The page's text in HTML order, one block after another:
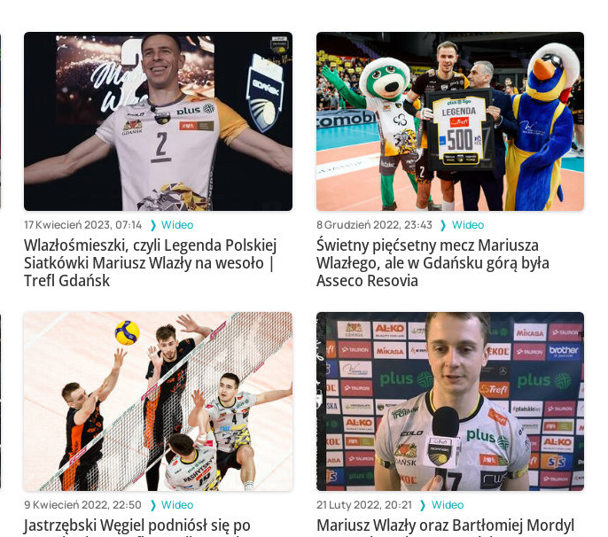
17 Kwiecień 2023, 07:14 Wideo
Wlazłośmieszki, czyli Legenda Polskiej
Siatkówki Mariusz Wlazły na wesoło |
Trefl Gdańsk
8 Grudzień 2022, 23:43 Wideo
Świetny pięćsetny mecz Mariusza
Wlazłego, ale w Gdańsku górą była
Asseco Resovia
9 Kwiecień 2022, 22:50 Wideo
Jastrzębski Węgiel podniósł się po
21 Luty 2022, 20:21 Wideo
Mariusz Wlazły oraz Bartłomiej Mordyl